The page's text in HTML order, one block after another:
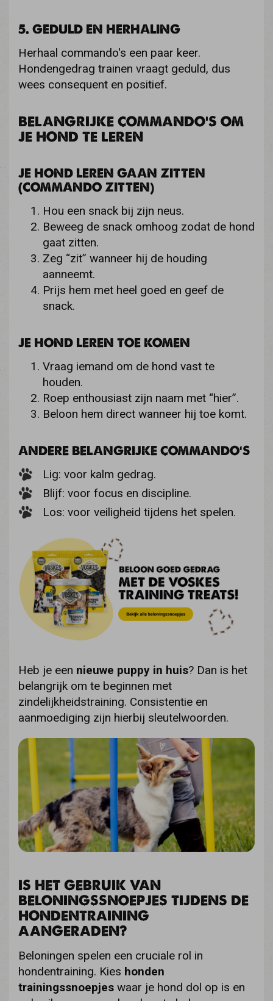
5. GEDULD EN HERHALING
Herhaal commando's een paar keer.
Hondengedrag trainen vraagt geduld, dus
wees consequent en positief.
BELANGRIJKE COMMANDO’S OM
JE HOND TE LEREN
JE HOND LEREN GAAN ZITTEN
(COMMANDO ZITTEN)
Hou een snack bij zijn neus.
Beweeg de snack omhoog zodat de hond
gaat zitten.
Zeg “zit” wanneer hij de houding
aanneemt.
Prijs hem met heel goed en geef de
snack.
JE HOND LEREN TOE KOMEN
Vraag iemand om de hond vast te
houden.
Roep enthousiast zijn naam met “hier”.
Beloon hem direct wanneer hij toe komt.
ANDERE BELANGRIJKE COMMANDO’S
Lig: voor kalm gedrag.
Blijf: voor focus en discipline.
Los: voor veiligheid tijdens het spelen.
Heb je een nieuwe puppy in huis? Dan is het
belangrijk om te beginnen met
zindelijkheidstraining. Consistentie en
aanmoediging zijn hierbij sleutelwoorden.
IS HET GEBRUIK VAN
BELONINGSSNOEPJES TIJDENS DE
HONDENTRAINING
AANGERADEN?
Beloningen spelen een cruciale rol in
hondentraining. Kies honden
trainingssnoepjes waar je hond dol op is en